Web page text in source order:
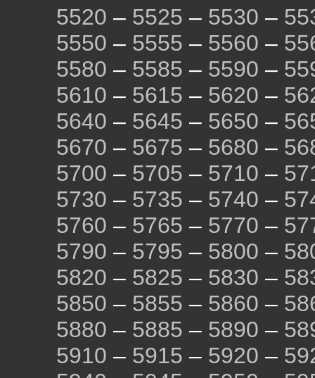
5520 – 5525 – 5530 –
5550 – 5555 – 5560 –
5580 – 5585 – 5590 –
5610 – 5615 – 5620 –
5640 – 5645 – 5650 –
5670 – 5675 – 5680 –
5700 – 5705 – 5710 –
5730 – 5735 – 5740 –
5760 – 5765 – 5770 –
5790 – 5795 – 5800 –
5820 – 5825 – 5830 –
5850 – 5855 – 5860 –
5880 – 5885 – 5890 –
5910 – 5915 – 5920 –